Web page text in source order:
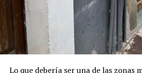
Lo que debería ser una de las zonas